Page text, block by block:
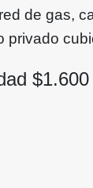
de gas,
privado
$1.600